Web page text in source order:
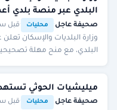
البلدي عبر منصة بلدي
صحيفة عاجل محليات قبل
وزارة البلديات والإسكان
البلدي، مع منح مهلة تصحيحية
ميليشيات الحوثي
صحيفة عاجل محليات قبل